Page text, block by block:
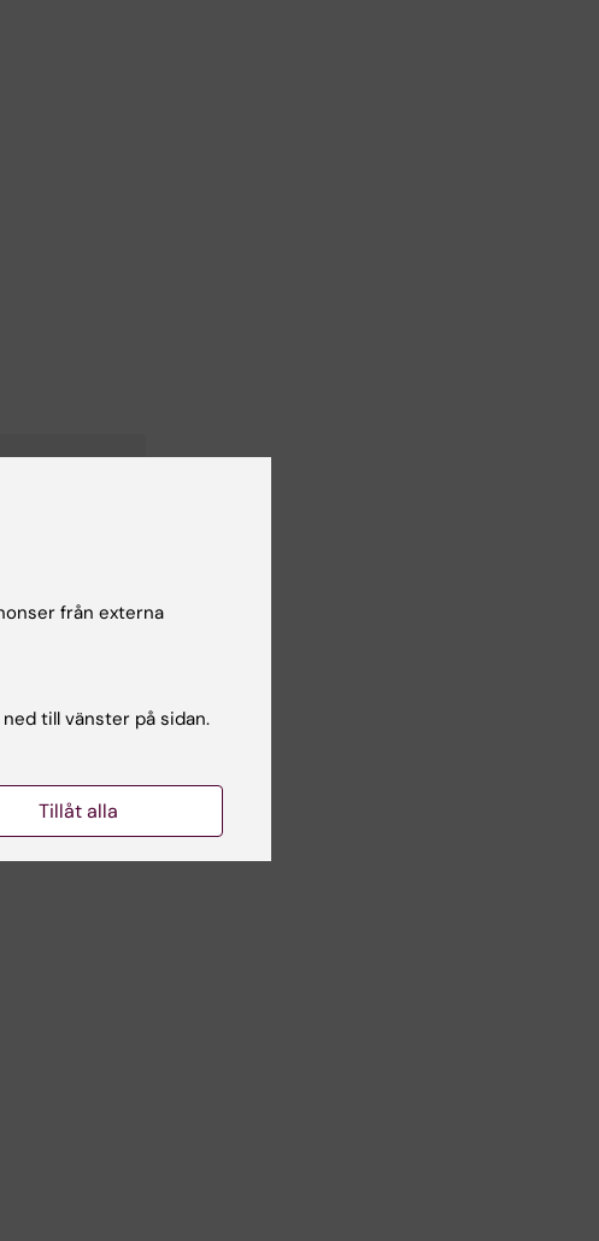
från externa
till vänster på sidan.
Tillåt alla